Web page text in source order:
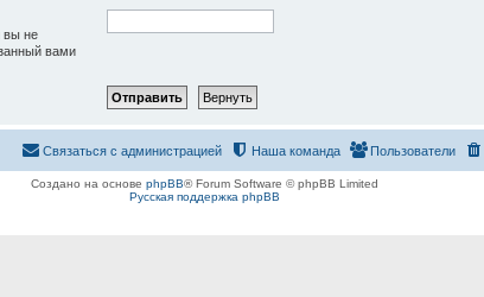
вы не
вами
Пользователи
Наша команда
Связаться с администрацией
Создано на основе phpBB® Forum Software © phpBB Limited
Русская поддержка phpBB